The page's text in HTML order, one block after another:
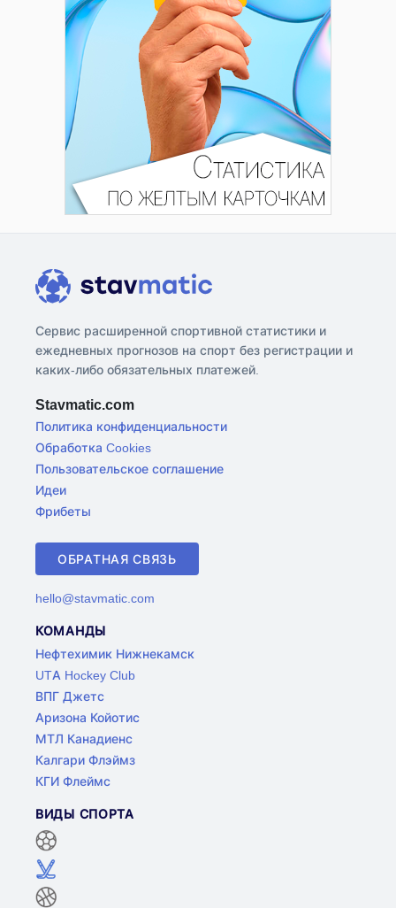
Сервис расширенной спортивной статистики и
ежедневных прогнозов на спорт без регистрации и
каких-либо обязательных платежей.
Stavmatic.com
Политика конфиденциальности
Обработка Cookies
Пользовательское соглашение
Идеи
Фрибеты
ОБРАТНАЯ СВЯЗЬ
hello@stavmatic.com
КОМАНДЫ
Нефтехимик Нижнекамск
UTA Hockey Club
ВПГ Джетс
Аризона Койотис
МТЛ Канадиенс
Калгари Флэймз
КГИ Флеймс
ВИДЫ СПОРТА